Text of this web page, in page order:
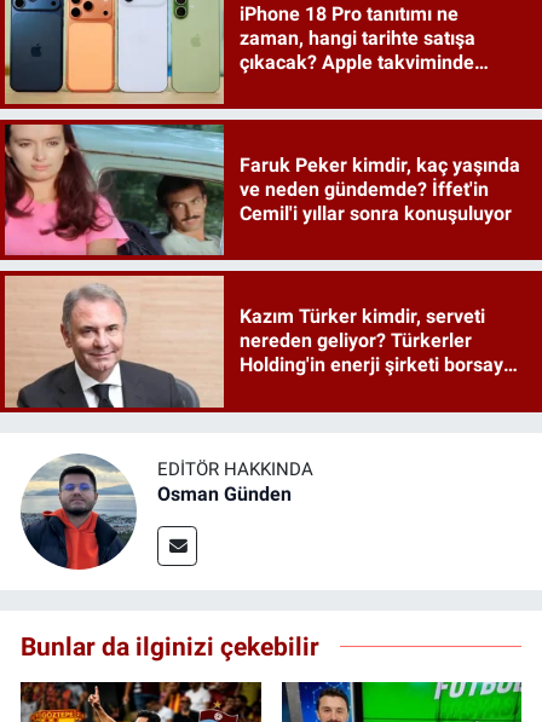
iPhone 18 Pro tanıtımı ne
zaman, hangi tarihte satışa
çıkacak? Apple takviminde
Faruk Peker kimdir, kaç yaşında
ve neden gündemde? İffet'in
Cemil'i yıllar sonra konuşuluyor
Kazım Türker kimdir, serveti
nereden geliyor? Türkerler
Holding'in enerji şirketi borsaya
EDITÖR HAKKINDA
Osman Günden
Bunlar da ilginizi çekebilir